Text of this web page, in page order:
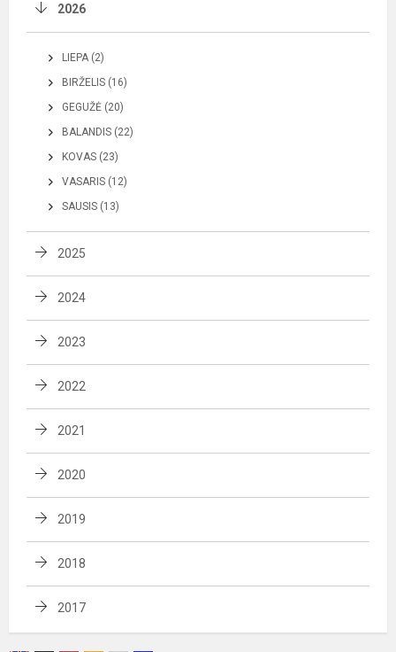
2026
LIEPA (2)
BIRŽELIS (16)
GEGUŽĖ (20)
BALANDIS (22)
KOVAS (23)
VASARIS (12)
SAUSIS (13)
2025
2024
2023
2022
2021
2020
2019
2018
2017